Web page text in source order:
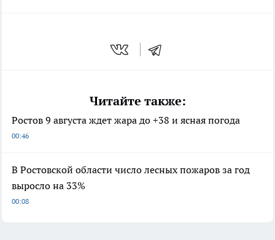
Читайте также:
Ростов 9 августа ждет жара до +38 и ясная погода
00:46
В Ростовской области число лесных пожаров за год
выросло на 33%
00:08